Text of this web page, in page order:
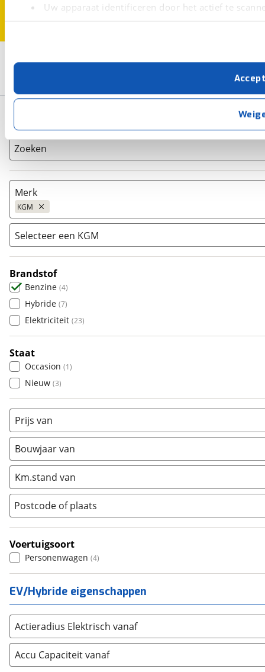
Uw apparaat identificeren door het actief te
Lees meer over hoe uw persoonlijke gegevens worden
Met cookies en vergelijkbare technieken zorgen we
cookies zorgen ervoor dat de website goed werkt.
verbeteren. We tonen je graag relevante advertenties
buiten onze website volgt – uiteraard op
privacyverklaring
. Als je weigert, plaatsen we alleen
kun je later altijd aanpassen via devoorkeurenpagina.
Opslaan
Zoeken
Merk
KGM
Populair
BMW (
Fiat
4122 )
Mazda (
Mini (1614)
Opel (3657)
Peugeot (3762)
Renault (3256
Seat (1979)
SKODA (2048)
Suzuki (1965)
Toyota (1813
Volkswagen (6430)
Volvo
Alle merken
Abarth (19)
Aiways )
Aixam (0)
Alfa Romeo (167)
Selecteer een KGM
Actyon
Musso EV
Torres ( )
Brandstof
Benzine (4)
Hybride (7)
Elektriciteit (23)
Staat
Occasion (1)
Nieuw (3)
Prijs van
Bouwjaar van
Km.stand van
Postcode of plaats
Voertuigsoort
Personenwagen (4)
EV/Hybride eigenschappen
Actieradius Elektrisch vanaf
Accu Capaciteit vanaf